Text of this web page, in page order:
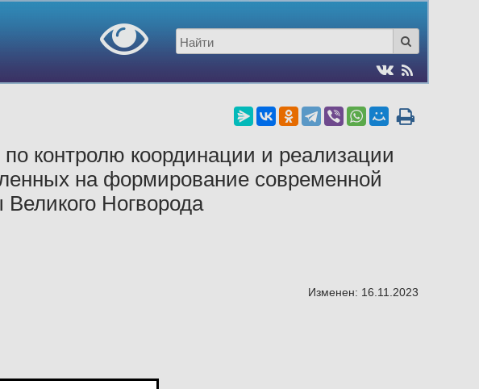
контролю координации и реализации
на формирование современной
Великого Ногворода
Изменен: 16.11.2023